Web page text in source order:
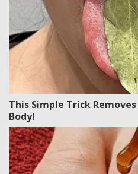
This Simple Trick
Body!